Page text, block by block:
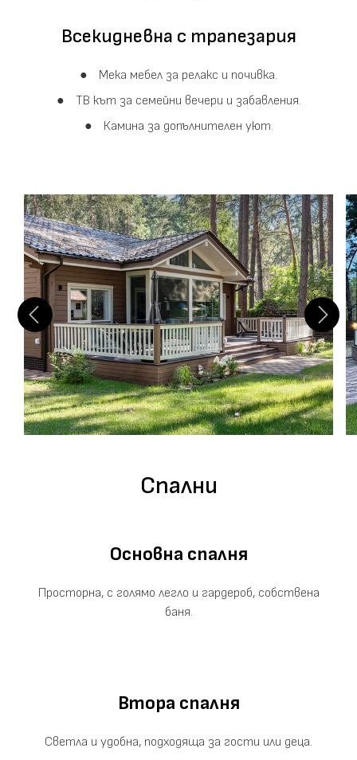
Всекидневна с трапезария
Мека мебел за релакс и почивка.
ТВ кът за семейни вечери и забавления.
Камина за допълнителен уют.
Спални
Основна спалня
Просторна, с голямо легло и гардероб, собствена
баня.
Втора спалня
Светла и удобна, подходяща за гости или деца.